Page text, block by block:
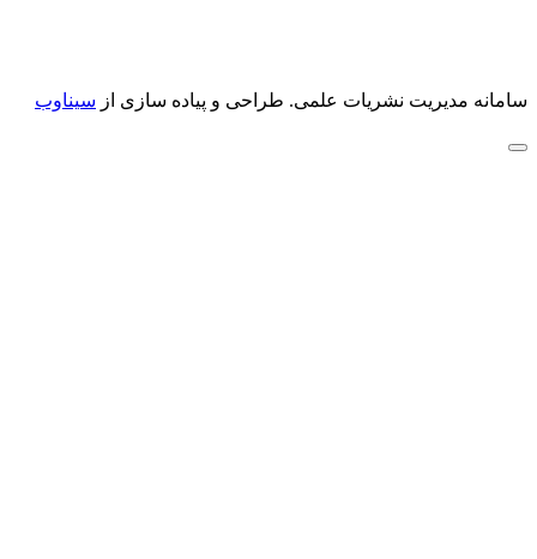
سامانه مدیریت نشریات علمی. طراحی و پیاده سازی از سیناوب